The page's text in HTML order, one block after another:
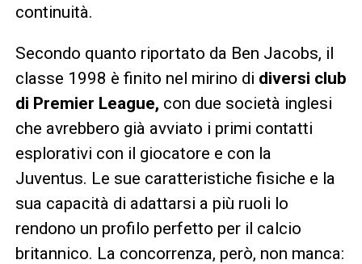
continuità.
Secondo quanto riportato da Ben Jacobs, il
classe 1998 è finito nel mirino di diversi club
di Premier League, con due società inglesi
che avrebbero già avviato i primi contatti
esplorativi con il giocatore e con la
Juventus. Le sue caratteristiche fisiche e la
sua capacità di adattarsi a più ruoli lo
rendono un profilo perfetto per il calcio
britannico. La concorrenza, però, non manca: